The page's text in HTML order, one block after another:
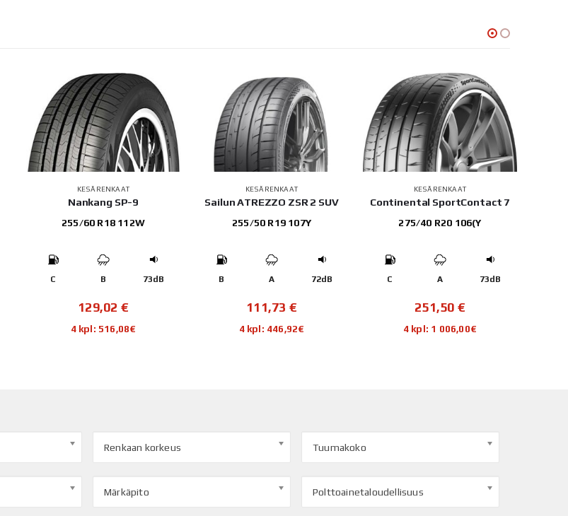
KESÄRENKAAT
Nankang SP-9
255/60 R18 112W
C B 73dB
129,02 €
4 kpl: 516,08€
KESÄRENKAAT
Sailun ATREZZO ZSR 2 SUV
255/50 R19 107Y
B A 72dB
111,73 €
4 kpl: 446,92€
KESÄRENKAAT
Continental SportContact 7
275/40 R20 106(Y
C A 73dB
251,50 €
4 kpl: 1 006,00€
Renkaan korkeus Tuumakoko
Märkäpito Polttoainetaloudellisuus